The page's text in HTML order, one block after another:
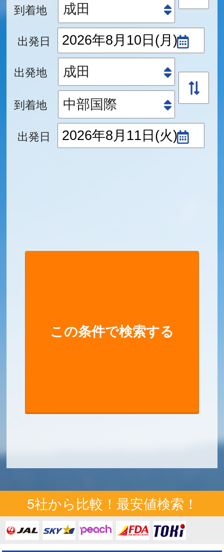
到着地
出発日
出発地
到着地
出発日
5社から比較！最安値検索！